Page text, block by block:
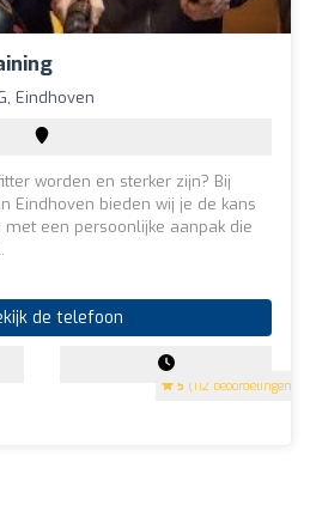
5 (112 beoordelingen)
Eindhoven
worden en sterker zijn? Bij
Eindhoven bieden wij je de kans
een persoonlijke aanpak die
de telefoon